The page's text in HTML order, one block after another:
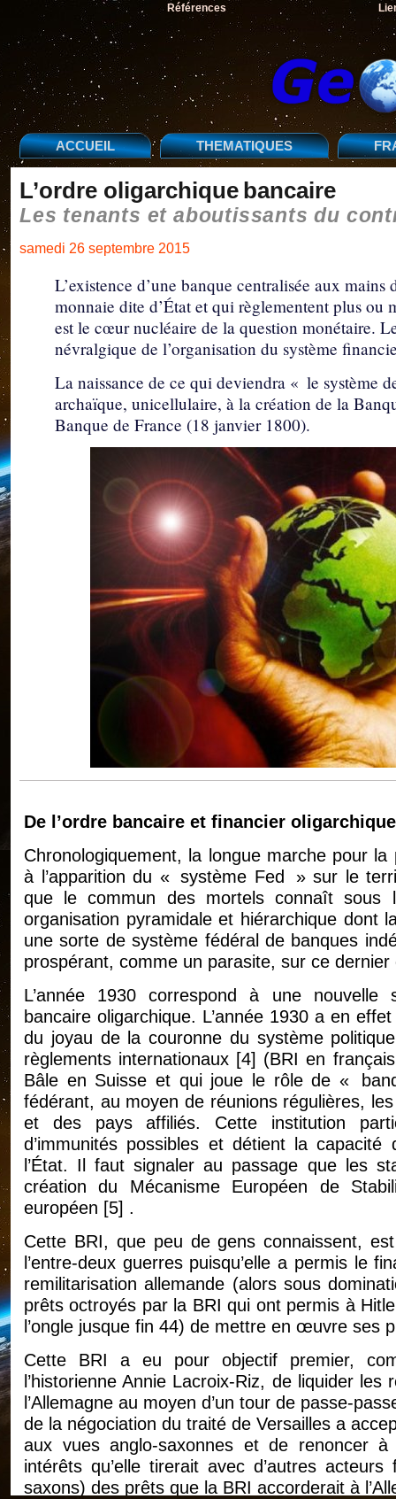
Références
ACCUEIL THEMATIQUES
L’ordre oligarchique bancaire
Les tenants et aboutissants du
samedi 26 septembre 2015
L’existence d’une banque centralisée aux
monnaie dite d’État et qui règlementent plus ou
est le cœur nucléaire de la question monétaire.
névralgique de l’organisation du système
La naissance de ce qui deviendra « le système
archaïque, unicellulaire, à la création de la
Banque de France (18 janvier 1800).
De l’ordre bancaire et financier oligarchique
Chronologiquement, la longue marche pour
à l’apparition du « système Fed » sur le
que le commun des mortels connaît
organisation pyramidale et hiérarchique dont
une sorte de système fédéral de banques
prospérant, comme un parasite, sur ce dernier
L’année 1930 correspond à une nouvelle
bancaire oligarchique. L’année 1930 a en
du joyau de la couronne du système
règlements internationaux [4] (BRI en
Bâle en Suisse et qui joue le rôle de «
fédérant, au moyen de réunions régulières,
et des pays affiliés. Cette institution
d’immunités possibles et détient la
l’État. Il faut signaler au passage que les
création du Mécanisme Européen de
européen [5] .
Cette BRI, que peu de gens connaissent,
l’entre-deux guerres puisqu’elle a permis le
remilitarisation allemande (alors sous
prêts octroyés par la BRI qui ont permis à
l’ongle jusque fin 44) de mettre en œuvre ses
Cette BRI a eu pour objectif premier,
l’historienne Annie Lacroix-Riz, de liquider
l’Allemagne au moyen d’un tour de passe-
de la négociation du traité de Versailles a
aux vues anglo-saxonnes et de renoncer
intérêts qu’elle tirerait avec d’autres
saxons) des prêts que la BRI accorderait à